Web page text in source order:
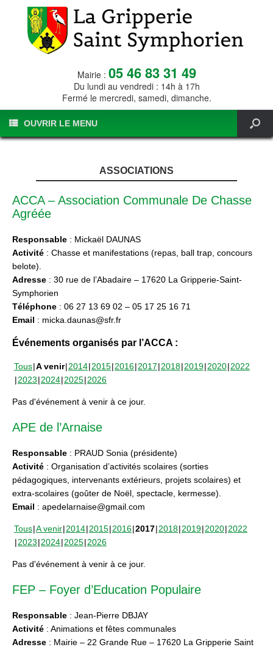
Mairie : 05 46 83 31 49
Du lundi au vendredi : 14h à 17h
Fermé le mercredi, samedi, dimanche.
OUVRIR LE MENU
ASSOCIATIONS
ACCA – Association Communale De Chasse
Agréée
Responsable : Mickaël DAUNAS
Activité : Chasse et manifestations (repas, ball trap, concours
belote).
Adresse : 30 rue de l’Abadaire – 17620 La Gripperie-Saint-
Symphorien
Téléphone : 06 27 13 69 02 – 05 17 25 16 71
Email : micka.daunas@sfr.fr
Événements organisés par l’ACCA :
Tous A venir 2014 2015 2016 2017 2018 2019 2020 2022
2023 2024 2025 2026
Pas d'événement à venir à ce jour.
APE de l’Arnaise
Responsable : PRAUD Sonia (présidente)
Activité : Organisation d’activités scolaires (sorties
pédagogiques, intervenants extérieurs, projets scolaires) et
extra-scolaires (goûter de Noël, spectacle, kermesse).
Email : apedelarnaise@gmail.com
Tous A venir 2014 2015 2016 2017 2018 2019 2020 2022
2023 2024 2025 2026
Pas d'événement à venir à ce jour.
FEP – Foyer d’Education Populaire
Responsable : Jean-Pierre DBJAY
Activité : Animations et fêtes communales
Adresse : Mairie – 22 Grande Rue – 17620 La Gripperie Saint